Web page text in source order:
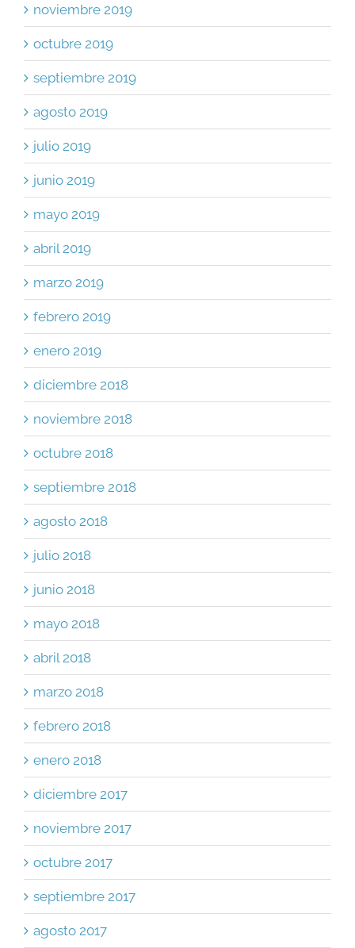
noviembre 2019
octubre 2019
septiembre 2019
agosto 2019
julio 2019
junio 2019
mayo 2019
abril 2019
marzo 2019
febrero 2019
enero 2019
diciembre 2018
noviembre 2018
octubre 2018
septiembre 2018
agosto 2018
julio 2018
junio 2018
mayo 2018
abril 2018
marzo 2018
febrero 2018
enero 2018
diciembre 2017
noviembre 2017
octubre 2017
septiembre 2017
agosto 2017